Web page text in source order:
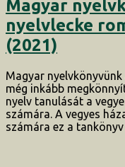
Magyar
nyelvlecke
(2021)
Magyar
még inkább
nyelv tanulását a
számára. A vegyes
számára ez a